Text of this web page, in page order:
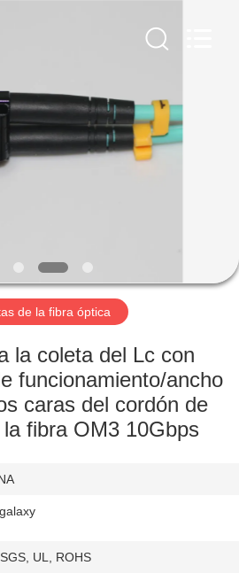
de la fibra óptica
la coleta del Lc con
funcionamiento/ancho
caras del cordón de
fibra OM3 10Gbps
UL, ROHS